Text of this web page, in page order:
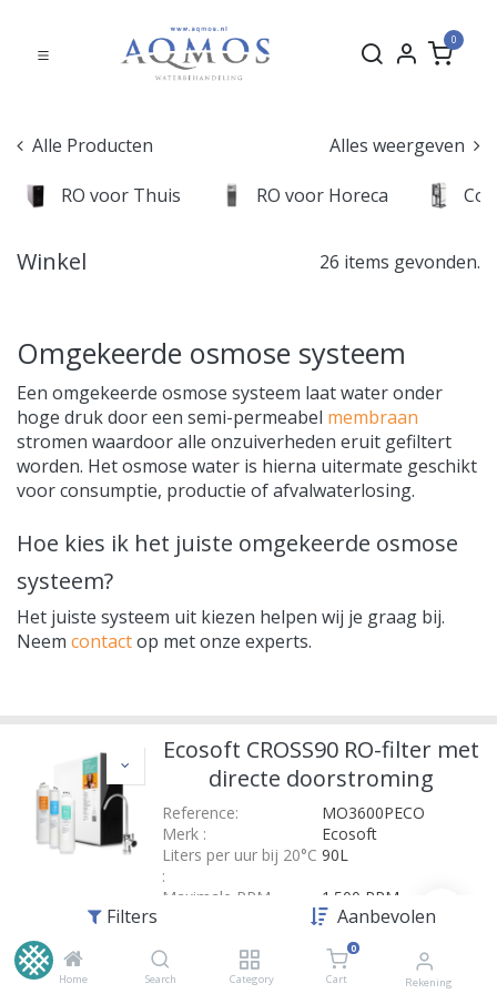
Filters Aanbevolen
Home Search Category
0
Cart Rekening
0
Alle Producten Alles weergeven
RO voor Thuis RO voor Horeca
Winkel 26 items gevonden.
Omgekeerde osmose systeem
Een omgekeerde osmose systeem laat water onder
hoge druk door een semi-permeabel membraan
stromen waardoor alle onzuiverheden eruit gefiltert
worden. Het osmose water is hierna uitermate geschikt
voor consumptie, productie of afvalwaterlosing.
Hoe kies ik het juiste omgekeerde osmose
systeem?
Het juiste systeem uit kiezen helpen wij je graag bij.
Neem contactop met onze experts.
Ecosoft CROSS90 RO-filter met
directe doorstroming
Reference:
MO3600PECO
Merk :
Ecosoft
Liters per uur bij 20°C
:
90L
Maximale PPM
1.500 PPM
€549,00
€453,72 excl. BTW